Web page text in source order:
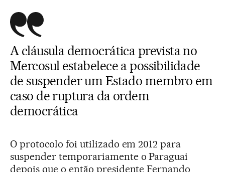
A cláusula democrática prevista no
Mercosul estabelece a possibilidade
de suspender um Estado membro em
caso de ruptura da ordem
democrática
O protocolo foi utilizado em 2012 para
suspender temporariamente o Paraguai
depois que o então presidente Fernando